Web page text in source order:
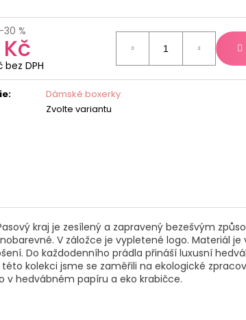
%
bez DPH
:
Dámské boxerky
Zvolte variantu
kraj je zesílený a zapravený bezešvým
V záložce je vypletené logo. Materiál je
Do každodenního prádla přináší luxusní
kolekci jsme se zaměřili na ekologické
v hedvábném papíru a eko krabičce.